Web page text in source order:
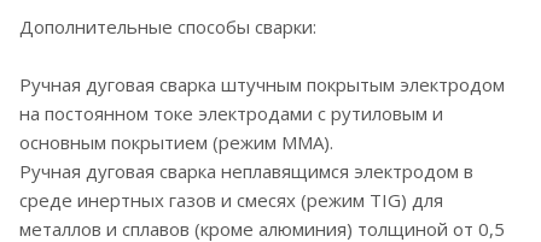
Дополнительные способы сварки:
Ручная дуговая сварка штучным покрытым электродом
на постоянном токе электродами с рутиловым и
основным покрытием (режим ММА).
Ручная дуговая сварка неплавящимся электродом в
среде инертных газов и смесях (режим TIG) для
металлов и сплавов (кроме алюминия) толщиной от 0,5